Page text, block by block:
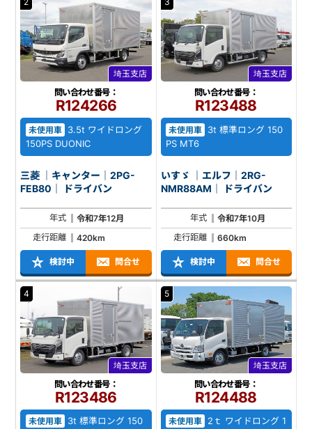
埼玉支店
問い合わせ番号：
R124266
未使用車
3.5t ワイドロング
150PS DUONIC
三菱 ｜キャンター｜2PG-
FEB80｜ ドライバン
年式
令和7年12月
走行距離
420km
検討中 問合せ
埼玉支店
問い合わせ番号：
R123488
未使用車 3t 標準ロング 150
PS MT6
いすゞ ｜エルフ｜2RG-
NMR88AM｜ ドライバン
年式
令和7年10月
走行距離
660km
検討中 問合せ
4
埼玉支店
問い合わせ番号：
R123486
未使用車
3t 標準ロング 150
5
埼玉支店
問い合わせ番号：
R124488
未使用車 2ｔ ワイドロング 1